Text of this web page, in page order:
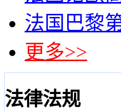
法国巴黎
更多>>
法律法规